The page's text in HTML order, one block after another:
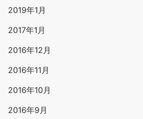
2019年1月
2017年1月
2016年12月
2016年11月
2016年10月
2016年9月